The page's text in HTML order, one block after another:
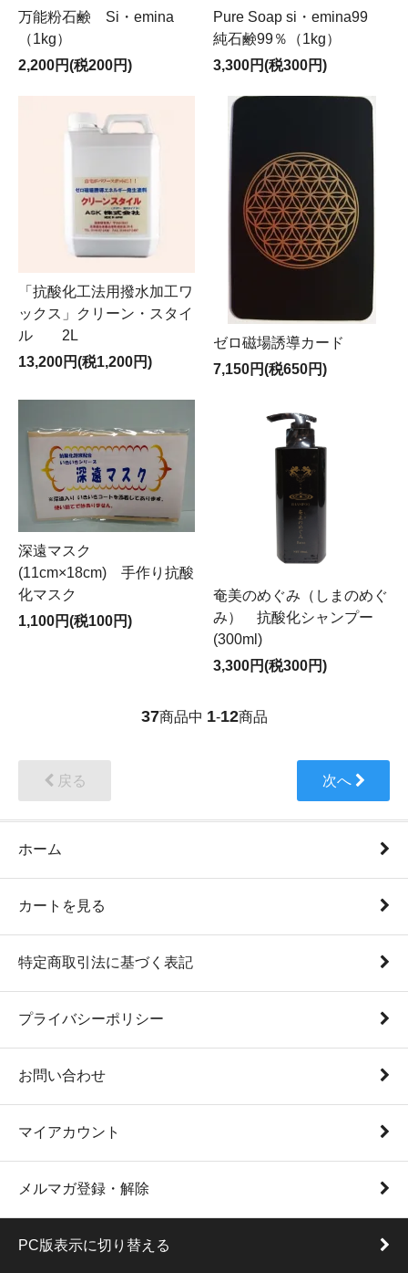
万能粉石鹸 Si・emina
（1kg）
2,200円(税200円)
Pure Soap si・emina99
純石鹸99％（1kg）
3,300円(税300円)
「抗酸化工法用撥水加工ワ
ックス」クリーン・スタイ
ル 2L
13,200円(税1,200円)
ゼロ磁場誘導カード
7,150円(税650円)
深遠マスク
(11cm×18cm) 手作り抗酸
化マスク
1,100円(税100円)
奄美のめぐみ（しまのめぐ
み） 抗酸化シャンプー
(300ml)
3,300円(税300円)
37商品中 1-12商品
戻る 次へ
ホーム
カートを見る
特定商取引法に基づく表記
プライバシーポリシー
お問い合わせ
マイアカウント
メルマガ登録・解除
PC版表示に切り替える